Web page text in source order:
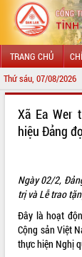
TRANG CHỦ
Thứ sáu, 07/08/2026
MỪNG ĐẾN VỚI CỔNG
LÃNH ĐẠO UBND
SỞ, BAN, NGÀNH
UBND CÁC XÃ,
THÔNG TIN CHỈ
Xã Ea
hiệu Đảng
Ngày 02/2,
trị và Lễ trao
Đây là hoạt
Cộng sản Việt
thực hiện Nghị